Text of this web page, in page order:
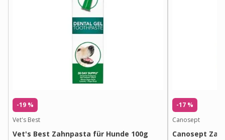
-19 %
Vet's Best
Vet's Best Zahnpasta für Hunde 100g
-17 %
Canosept
Canosept